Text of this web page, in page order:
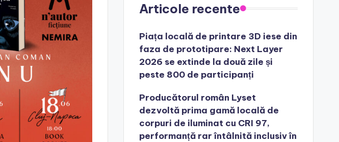
Articole recente
Piața locală de printare 3D iese din
faza de prototipare: Next Layer
2026 se extinde la două zile și
peste 800 de participanți
Producătorul român Lyset
dezvoltă prima gamă locală de
corpuri de iluminat cu CRI 97,
performanță rar întâlnită inclusiv în